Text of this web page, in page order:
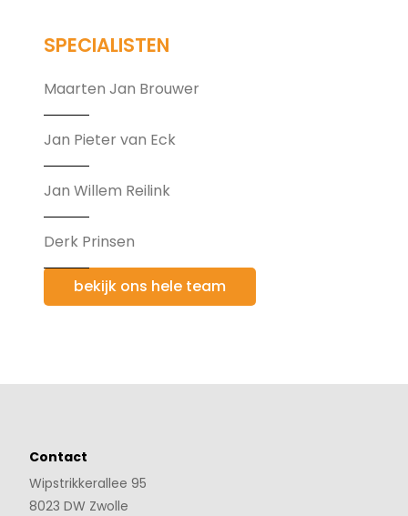
SPECIALISTEN
Maarten Jan Brouwer
Jan Pieter van Eck
Jan Willem Reilink
Derk Prinsen
bekijk ons hele team
Contact
Wipstrikkerallee 95
8023 DW Zwolle